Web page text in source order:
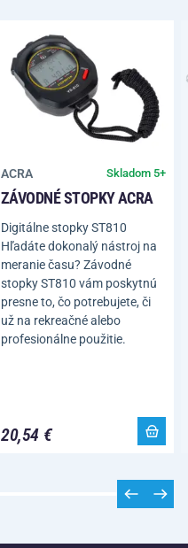
ACRA Skladom 5+
ZÁVODNÉ STOPKY ACRA
Digitálne stopky ST810
Hľadáte dokonalý nástroj na
meranie času? Závodné
stopky ST810 vám poskytnú
presne to, čo potrebujete, či
už na rekreačné alebo
profesionálne použitie.
20,54 €